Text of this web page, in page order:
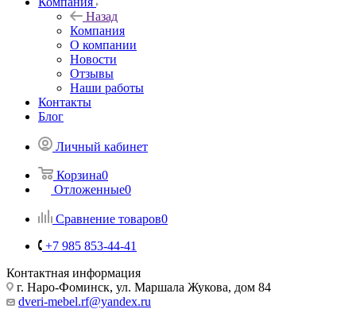
Назад
Компания
О компании
Новости
Отзывы
Наши работы
Контакты
Блог
Личный кабинет
Корзина0
Отложенные0
Сравнение товаров0
+7 985 853-44-41
Контактная информация
г. Наро-Фоминск, ул. Маршала Жукова, дом 84
dveri-mebel.rf@yandex.ru